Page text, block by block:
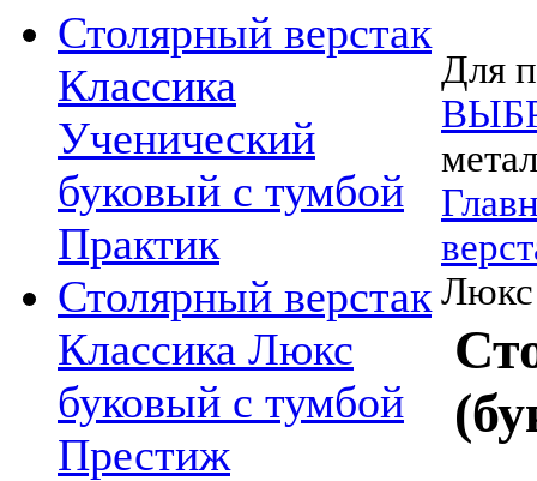
Столярный верстак
Классика
Ученический
буковый с тумбой
Практик
Столярный верстак
Классика Люкс
буковый с тумбой
Престиж
Для
Люкс